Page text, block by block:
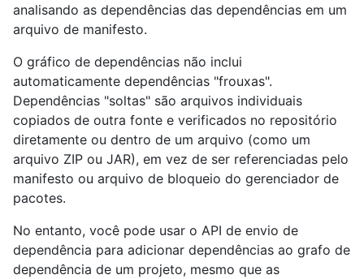
analisando as dependências das dependências em um
arquivo de manifesto.
O gráfico de dependências não inclui
automaticamente dependências "frouxas".
Dependências "soltas" são arquivos individuais
copiados de outra fonte e verificados no repositório
diretamente ou dentro de um arquivo (como um
arquivo ZIP ou JAR), em vez de ser referenciadas pelo
manifesto ou arquivo de bloqueio do gerenciador de
pacotes.
No entanto, você pode usar o API de envio de
dependência para adicionar dependências ao grafo de
dependência de um projeto, mesmo que as